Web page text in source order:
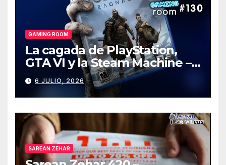
GAMING ROOM
La cagada de PlayStation,
GTA VI y la Steam Machine –
Gaming Room #130
6 JULIO, 2026
SAREAN ZEHAR